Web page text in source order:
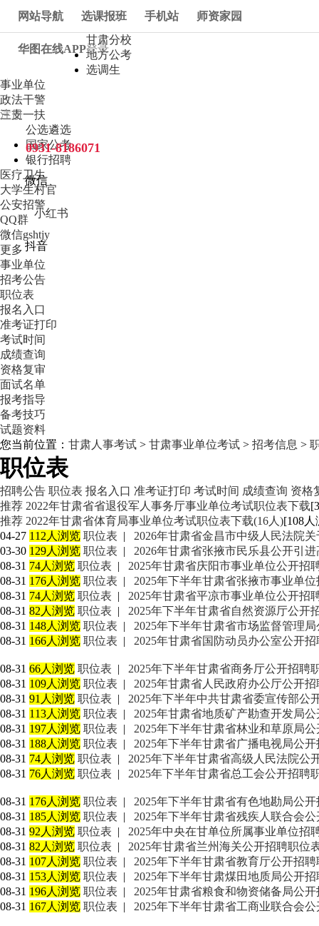
网站导航 选课报班 手机站 师资家园
华图在线APP登录
|
注册
0931-8186071
微信
小红书
抖音
甘肃分校
地方公考
选调生
事业单位
政法干警
三支一扶
公选遴选
国家公考
银行招聘
医疗卫生
大学生村官
公安招警
QQ群
微信gshtjy
更多
事业单位
招考公告
职位表
报名入口
准考证打印
考试时间
成绩查询
资格复审
面试名单
报考指导
备考技巧
试题资料
您当前位置： 甘肃人事考试 > 甘肃事业单位考试 > 招考信息 >
职位表
招聘公告 职位表 报名入口 准考证打印 考试时间 成绩查询 资格
推荐 2022年甘肃省省退役军人事务厅事业单位考试职位表下载
推荐 2022年甘肃省体育局事业单位考试职位表下载(16人)[108人
04-27 112人浏览 职位表 |
2026年甘肃省金昌市中级人民法院
03-30 129人浏览 职位表 |
2026年甘肃省张掖市民乐县公开引
08-31 74人浏览 职位表 |
2025年甘肃省庆阳市事业单位公开招
08-31 176人浏览 职位表 |
2025年下半年甘肃省张掖市事业单
08-31 74人浏览 职位表 |
2025年甘肃省平凉市事业单位公开招
08-31 82人浏览 职位表 |
2025年下半年甘肃省自然资源厅公开
08-31 148人浏览 职位表 |
2025年下半年甘肃省市场监督管理
08-31 166人浏览 职位表 | 2025年甘肃省国防动员办公室公开
08-31 66人浏览 职位表 |
2025年下半年甘肃省商务厅公开招聘
08-31 109人浏览 职位表 |
2025年甘肃省人民政府办公厅公开
08-31 91人浏览 职位表 |
2025年下半年中共甘肃省委宣传部公
08-31 113人浏览 职位表 |
2025年甘肃省地质矿产勘查开发局
08-31 197人浏览 职位表 |
2025年下半年甘肃省林业和草原局
08-31 188人浏览 职位表 |
2025年下半年甘肃省广播电视局公
08-31 74人浏览 职位表 |
2025年下半年甘肃省高级人民法院公
08-31 76人浏览 职位表 | 2025年下半年甘肃省总工会公开招聘
08-31 176人浏览 职位表 |
2025年下半年甘肃省有色地勘局公
08-31 185人浏览 职位表 |
2025年下半年甘肃省残疾人联合会
08-31 92人浏览 职位表 |
2025年中央在甘单位所属事业单位招
08-31 82人浏览 职位表 |
2025年甘肃省兰州海关公开招聘职位
08-31 107人浏览 职位表 |
2025年下半年甘肃省教育厅公开招
08-31 153人浏览 职位表 |
2025年下半年甘肃煤田地质局公开
08-31 196人浏览 职位表 |
2025年甘肃省粮食和物资储备局公
08-31 167人浏览 职位表 | 2025年下半年甘肃省工商业联合会